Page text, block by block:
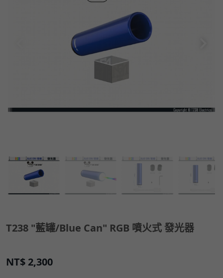
T238 "藍罐/Blue Can" RGB 噴火式 發光器
NT$ 2,300